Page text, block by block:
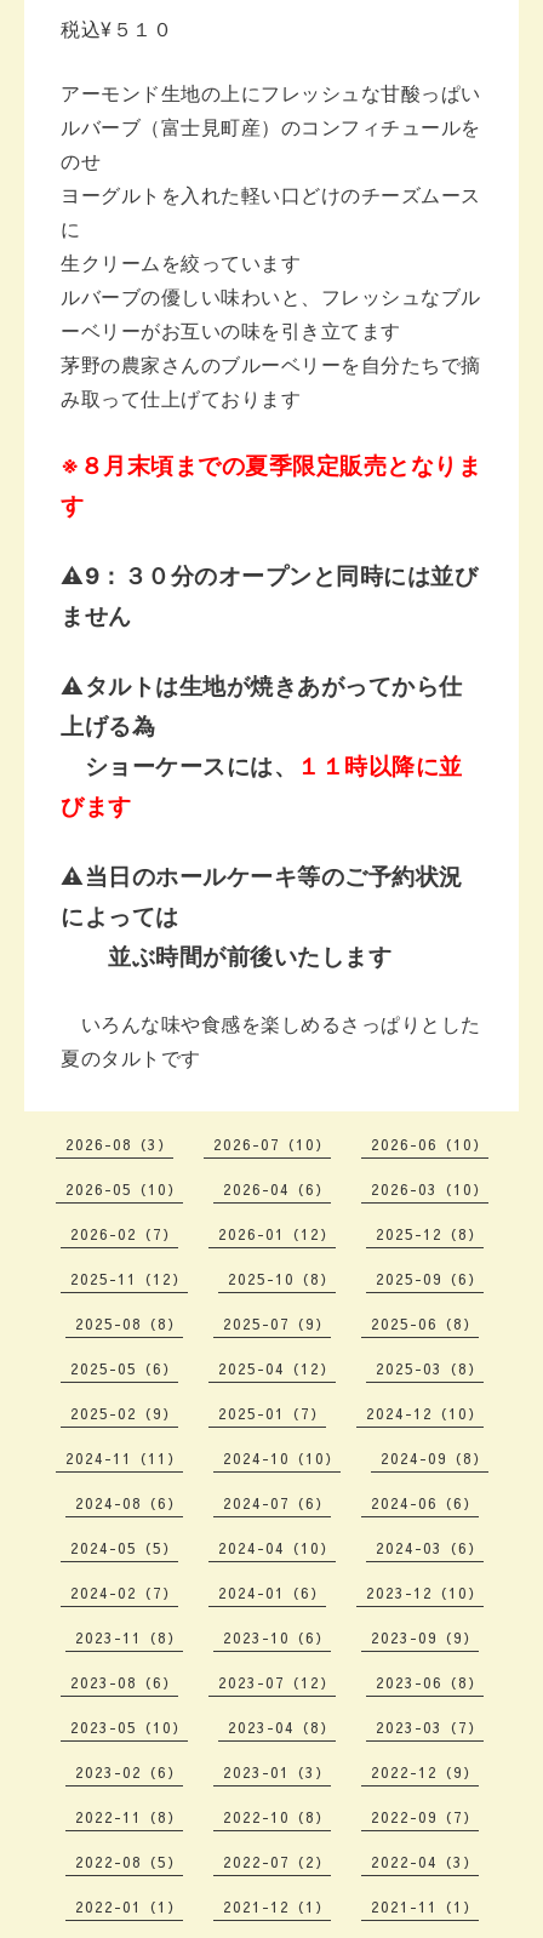
税込¥５１０
アーモンド生地の上にフレッシュな甘酸っぱい
ルバーブ（富士見町産）のコンフィチュールを
のせ
ヨーグルトを入れた軽い口どけのチーズムース
に
生クリームを絞っています
ルバーブの優しい味わいと、フレッシュなブル
ーベリーがお互いの味を引き立てます
茅野の農家さんのブルーベリーを自分たちで摘
み取って仕上げております
※８月末頃までの夏季限定販売となりま
す
⚠️9：３０分のオープンと同時には並び
ません
⚠️タルトは生地が焼きあがってから仕
上げる為
ショーケースには、
１１時以降に並
びます
⚠️当日のホールケーキ等のご予約状況
によっては
並ぶ時間が前後いたします
いろんな味や食感を楽しめる さっぱりとした
夏のタルトです
2026-08（3） 2026-07（10） 2026-06（10）
2026-05（10） 2026-04（6） 2026-03（10）
2026-02（7） 2026-01（12） 2025-12（8）
2025-11（12） 2025-10（8） 2025-09（6）
2025-08（8） 2025-07（9） 2025-06（8）
2025-05（6） 2025-04（12） 2025-03（8）
2025-02（9） 2025-01（7） 2024-12（10）
2024-11（11） 2024-10（10） 2024-09（8）
2024-08（6） 2024-07（6） 2024-06（6）
2024-05（5） 2024-04（10） 2024-03（6）
2024-02（7） 2024-01（6） 2023-12（10）
2023-11（8） 2023-10（6） 2023-09（9）
2023-08（6） 2023-07（12） 2023-06（8）
2023-05（10） 2023-04（8） 2023-03（7）
2023-02（6） 2023-01（3） 2022-12（9）
2022-11（8） 2022-10（8） 2022-09（7）
2022-08（5） 2022-07（2） 2022-04（3）
2022-01（1） 2021-12（1） 2021-11（1）